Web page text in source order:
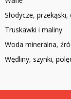
Słodycze, przekąski,
Truskawki i maliny
Woda mineralna,
Wędliny, szynki,